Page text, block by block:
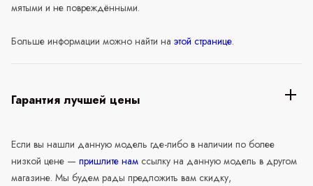
мятыми и не повреждёнными.
Больше информации можно найти на этой странице.
Гарантия лучшей цены
Если вы нашли данную модель где-либо в наличии по более
низкой цене — пришлите нам ссылку на данную модель в другом
магазине. Мы будем рады предложить вам скидку,